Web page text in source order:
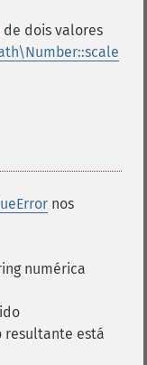
de dois valores
nos
numérica
resultante está